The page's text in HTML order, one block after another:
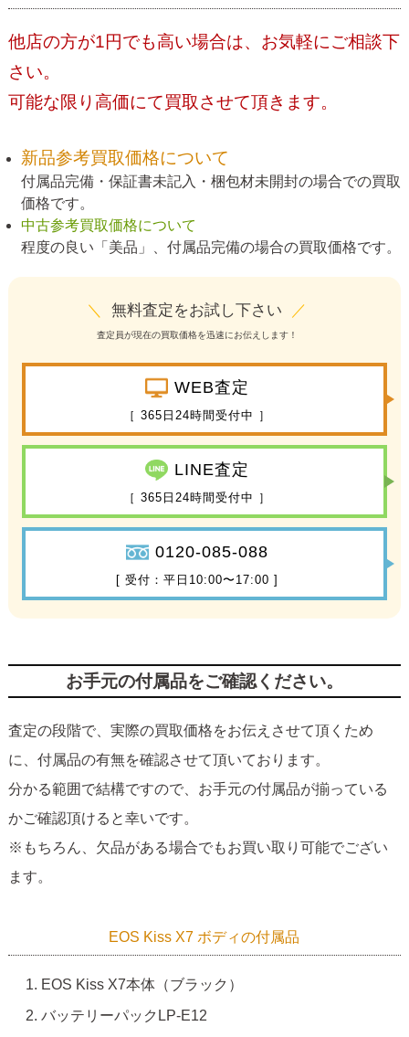
他店の方が1円でも高い場合は、お気軽にご相談下
さい。
可能な限り高価にて買取させて頂きます。
新品参考買取価格について
付属品完備・保証書未記入・梱包材未開封の場合での買取
価格です。
中古参考買取価格について
程度の良い「美品」、付属品完備の場合の買取価格です。
＼ 無料査定をお試し下さい ／
査定員が現在の買取価格を迅速にお伝えします！
WEB査定
［ 365日24時間受付中 ］
LINE査定
［ 365日24時間受付中 ］
0120-085-088
[ 受付：平日10:00〜17:00 ]
お手元の付属品をご確認ください。
査定の段階で、実際の買取価格をお伝えさせて頂くため
に、付属品の有無を確認させて頂いております。
分かる範囲で結構ですので、お手元の付属品が揃っている
かご確認頂けると幸いです。
※もちろん、欠品がある場合でもお買い取り可能でござい
ます。
EOS Kiss X7 ボディの付属品
EOS Kiss X7本体（ブラック）
バッテリーパックLP-E12